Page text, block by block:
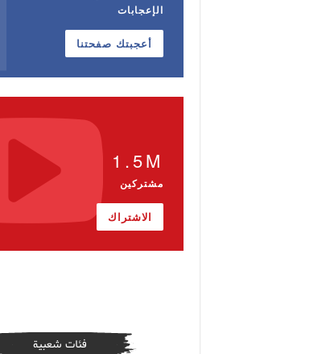
الإعجابات
أعجبتك صفحتنا
1.5M
مشتركين
الاشتراك
فئات شعبية